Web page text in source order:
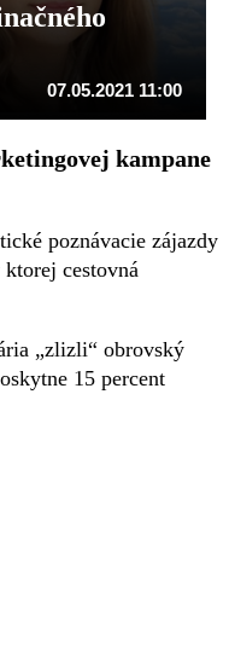
07.05.2021 11:00
kampane
poznávacie zájazdy
cestovná
„zlizli“ obrovský
15 percent